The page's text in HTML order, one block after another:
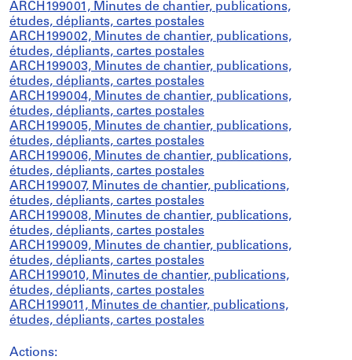
ARCH199001, Minutes de chantier, publications,
études, dépliants, cartes postales
ARCH199002, Minutes de chantier, publications,
études, dépliants, cartes postales
ARCH199003, Minutes de chantier, publications,
études, dépliants, cartes postales
ARCH199004, Minutes de chantier, publications,
études, dépliants, cartes postales
ARCH199005, Minutes de chantier, publications,
études, dépliants, cartes postales
ARCH199006, Minutes de chantier, publications,
études, dépliants, cartes postales
ARCH199007, Minutes de chantier, publications,
études, dépliants, cartes postales
ARCH199008, Minutes de chantier, publications,
études, dépliants, cartes postales
ARCH199009, Minutes de chantier, publications,
études, dépliants, cartes postales
ARCH199010, Minutes de chantier, publications,
études, dépliants, cartes postales
ARCH199011, Minutes de chantier, publications,
études, dépliants, cartes postales
Actions: